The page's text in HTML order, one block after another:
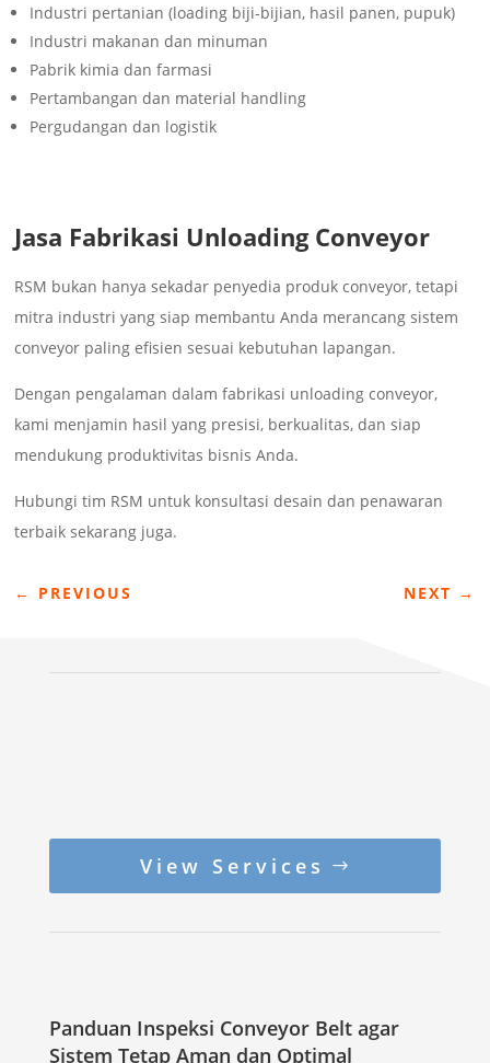
Industri pertanian (loading biji-bijian, hasil panen, pupuk)
Industri makanan dan minuman
Pabrik kimia dan farmasi
Pertambangan dan material handling
Pergudangan dan logistik
Jasa Fabrikasi Unloading Conveyor
RSM bukan hanya sekadar penyedia produk conveyor, tetapi
mitra industri yang siap membantu Anda merancang sistem
conveyor paling efisien sesuai kebutuhan lapangan.
Dengan pengalaman dalam fabrikasi unloading conveyor,
kami menjamin hasil yang presisi, berkualitas, dan siap
mendukung produktivitas bisnis Anda.
Hubungi tim RSM untuk konsultasi desain dan penawaran
terbaik sekarang juga.
← PREVIOUS NEXT →
View Services
Panduan Inspeksi Conveyor Belt agar
Sistem Tetap Aman dan Optimal